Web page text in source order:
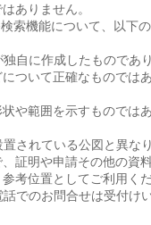
ありません。
索機能について、以下
独自に作成したものであ
ついて正確なものでは
や範囲を示すものでは
置されている公図と異な
証明や申請その他の資
考位置としてご利用く
話でのお問合せは受付け